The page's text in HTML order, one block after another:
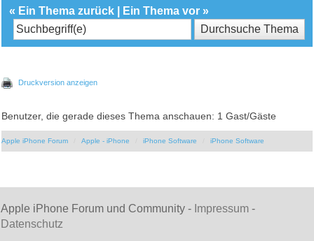
« Ein Thema zurück Ein Thema vor »
Druckversion anzeigen
Benutzer, die gerade dieses Thema anschauen: 1 Gast/Gäste
Apple iPhone Forum Apple - iPhone iPhone Software iPhone Software
Apple iPhone Forum und Community - Impressum -
Datenschutz